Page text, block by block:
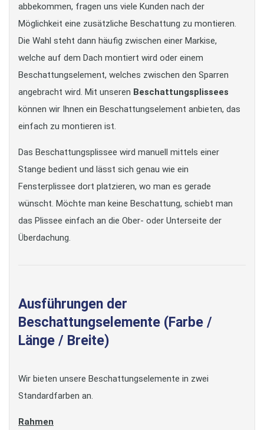
abbekommen, fragen uns viele Kunden nach der
Möglichkeit eine zusätzliche Beschattung zu montieren.
Die Wahl steht dann häufig zwischen einer Markise,
welche auf dem Dach montiert wird oder einem
Beschattungselement, welches zwischen den Sparren
angebracht wird. Mit unseren Beschattungsplissees
können wir Ihnen ein Beschattungselement anbieten, das
einfach zu montieren ist.
Das Beschattungsplissee wird manuell mittels einer
Stange bedient und lässt sich genau wie ein
Fensterplissee dort platzieren, wo man es gerade
wünscht. Möchte man keine Beschattung, schiebt man
das Plissee einfach an die Ober- oder Unterseite der
Überdachung.
Ausführungen der
Beschattungselemente (Farbe /
Länge / Breite)
Wir bieten unsere Beschattungselemente in zwei
Standardfarben an.
Rahmen